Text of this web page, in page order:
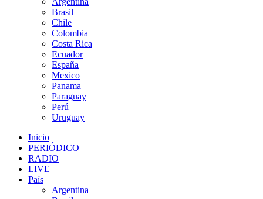
Brasil
Chile
Colombia
Costa Rica
Ecuador
España
Mexico
Panama
Paraguay
Perú
Uruguay
Inicio
PERIÓDICO
RADIO
LIVE
País
Argentina